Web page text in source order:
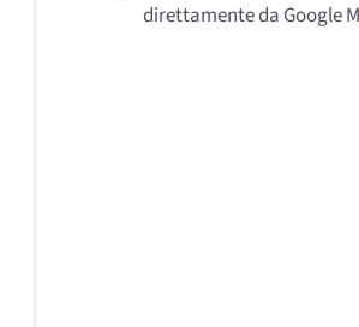
direttamente da Google